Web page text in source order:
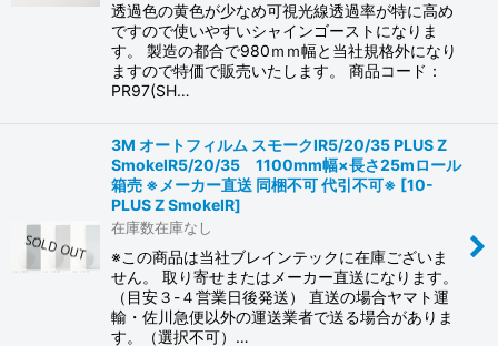
透過色の黄色が少なめ可視光線透過率が特に高め
ですので使いやすいシャインゴーストになりま
す。 製造の都合で980ｍｍ幅と当社規格外になり
ますので特価で販売いたします。 商品コード：
PR97(SH…
3M オートフィルム スモークIR5/20/35 PLUS Z
SmokeIR5/20/35 1100mm幅×長さ25mロール
箱売 ※メーカー直送 同梱不可 代引不可※ [10-
PLUS Z SmokeIR]
在庫数在庫なし
※この商品は当社ブレインテックに在庫ございま
せん。 取り寄せまたはメーカー直送になります。
（目安３-４営業日後発送） 直送の場合ヤマト運
輸・佐川急便以外の運送業者で送る場合がありま
す。（選択不可）…